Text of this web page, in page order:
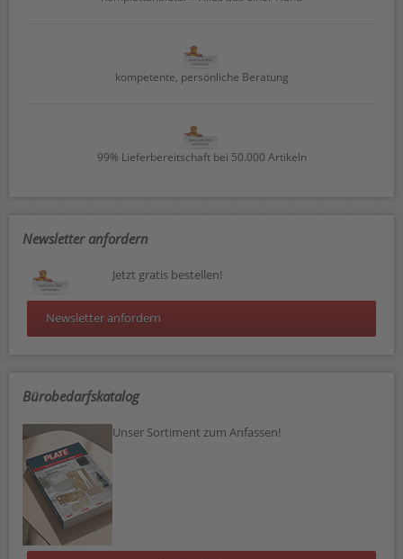
kompetente, persönliche Beratung
99% Lieferbereitschaft bei 50.000 Artikeln
Newsletter anfordern
Jetzt gratis bestellen!
Newsletter anfordern
Bürobedarfskatalog
Unser Sortiment zum Anfassen!